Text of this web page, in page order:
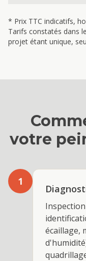
* Prix TTC indicatifs,
Tarifs constatés dans
projet étant unique,
votre
1
écaillage,